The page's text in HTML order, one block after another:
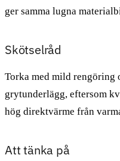
ger samma lugna
Skötselråd
Torka med mild rengöring
grytunderlägg, eftersom
hög direktvärme från
Att tänka på